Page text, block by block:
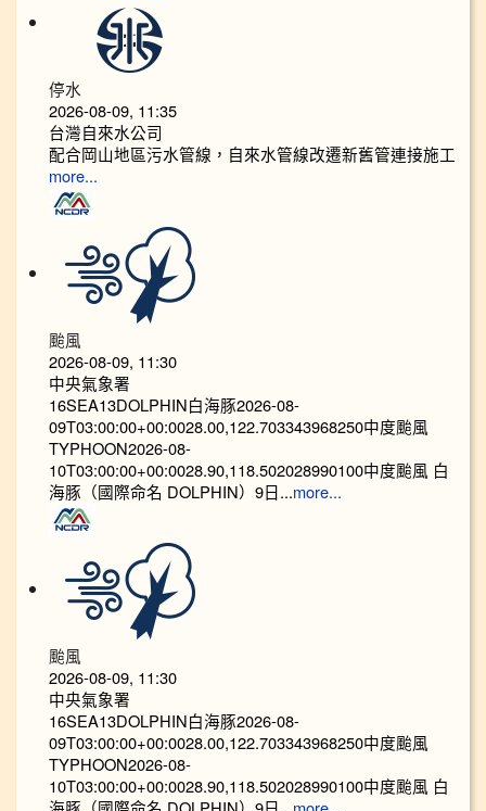
停水
2026-08-09, 11:35
台灣自來水公司
配合岡山地區污水管線，自來水管線改遷新舊管連接施工
more...
颱風
2026-08-09, 11:30
中央氣象署
16SEA13DOLPHIN白海豚2026-08-
09T03:00:00+00:0028.00,122.703343968250中度颱風
TYPHOON2026-08-
10T03:00:00+00:0028.90,118.502028990100中度颱風 白
海豚（國際命名 DOLPHIN）9日...more...
颱風
2026-08-09, 11:30
中央氣象署
16SEA13DOLPHIN白海豚2026-08-
09T03:00:00+00:0028.00,122.703343968250中度颱風
TYPHOON2026-08-
10T03:00:00+00:0028.90,118.502028990100中度颱風 白